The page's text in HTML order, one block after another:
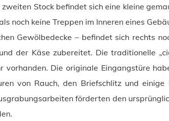
Stock befindet sich eine kleine
noch keine Treppen im Inneren eines
Gewölbedecke – befindet sich rechts
der Käse zubereitet. Die traditionelle
Die originale Eingangstüre
von Rauch, den Briefschlitz und
förderten den